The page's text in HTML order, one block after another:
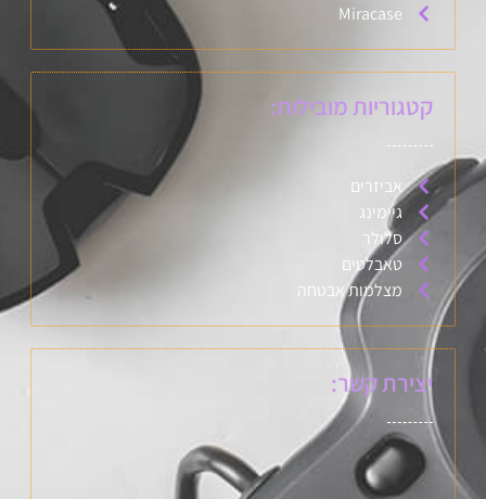
Miracase
קטגוריות מובילות:
אביזרים
גיימינג
סלולר
טאבלטים
מצלמות אבטחה
יצירת קשר: